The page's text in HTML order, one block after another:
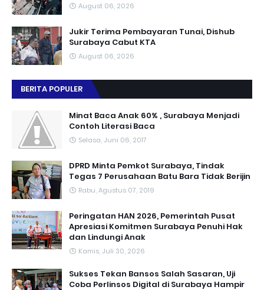
August 06, 2026
Jukir Terima Pembayaran Tunai, Dishub
Surabaya Cabut KTA
August 06, 2026
BERITA POPULER
Minat Baca Anak 60% , Surabaya Menjadi
Contoh Literasi Baca
Selasa, Juni 06, 2017
DPRD Minta Pemkot Surabaya, Tindak
Tegas 7 Perusahaan Batu Bara Tidak Berijin
Rabu, Agustus 07, 2019
Peringatan HAN 2026, Pemerintah Pusat
Apresiasi Komitmen Surabaya Penuhi Hak
dan Lindungi Anak
Kamis, Juli 30, 2026
Sukses Tekan Bansos Salah Sasaran, Uji
Coba Perlinsos Digital di Surabaya Hampir